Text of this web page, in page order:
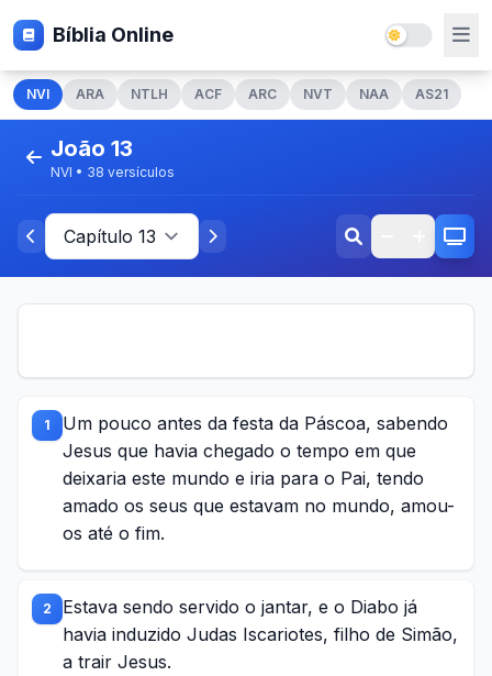
Bíblia Online
NVI ARA NTLH ACF ARC NVT NAA AS21
João 13
NVI • 38 versículos
1
Um pouco antes da festa da Páscoa, sabendo
Jesus que havia chegado o tempo em que
deixaria este mundo e iria para o Pai, tendo
amado os seus que estavam no mundo, amou-
os até o fim.
2
Estava sendo servido o jantar, e o Diabo já
havia induzido Judas Iscariotes, filho de Simão,
a trair Jesus.